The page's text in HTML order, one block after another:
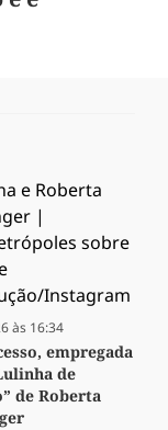
às 16:34
empregada
de
de Roberta